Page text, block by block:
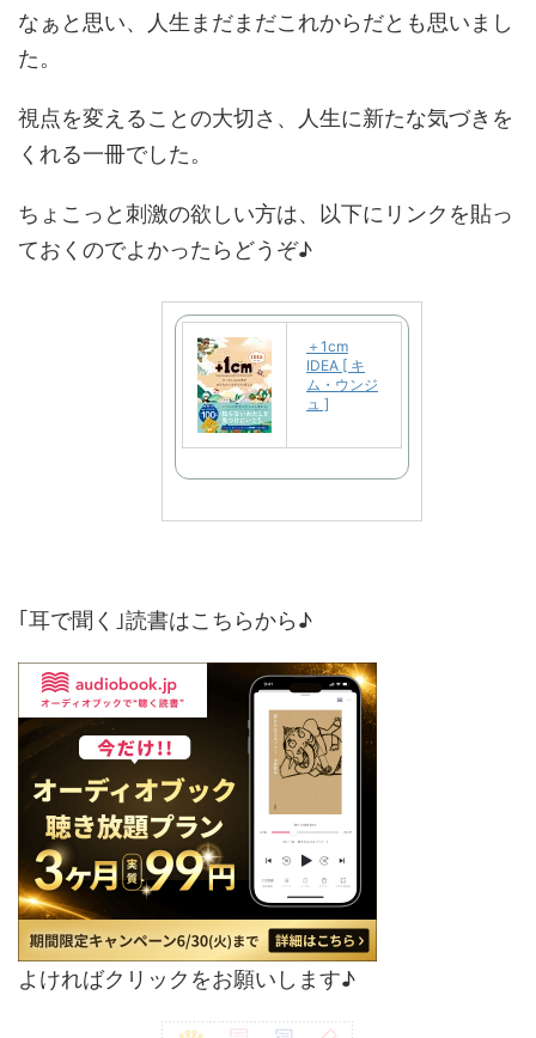
なぁと思い、人生まだまだこれからだとも思いまし
た。
視点を変えることの大切さ、人生に新たな気づきを
くれる一冊でした。
ちょこっと刺激の欲しい方は、以下にリンクを貼っ
ておくのでよかったらどうぞ♪
＋1cm
IDEA [ キ
ム・ウンジ
ュ ]
｢耳で聞く｣読書はこちらから♪
よければクリックをお願いします♪